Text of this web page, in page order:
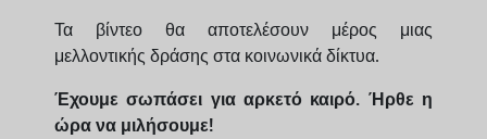
Τα βίντεο θα αποτελέσουν μέρος μιας
μελλοντικής δράσης στα κοινωνικά δίκτυα.
Έχουμε σωπάσει για αρκετό καιρό. Ήρθε η
ώρα να μιλήσουμε!